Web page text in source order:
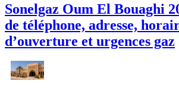
Sonelgaz Oum El Bouaghi
de téléphone, adresse,
d’ouverture et urgences gaz